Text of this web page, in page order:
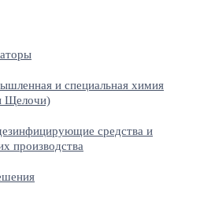
и специальная химия
Щелочи)
средства и
производства